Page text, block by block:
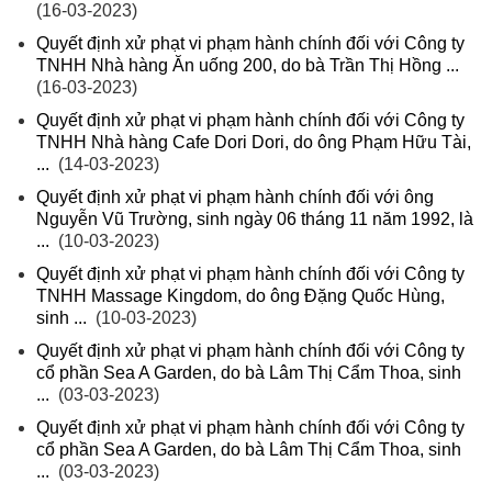
(16-03-2023)
Quyết định xử phạt vi phạm hành chính đối với Công ty
TNHH Nhà hàng Ăn uống 200, do bà Trần Thị Hồng ...
(16-03-2023)
Quyết định xử phạt vi phạm hành chính đối với Công ty
TNHH Nhà hàng Cafe Dori Dori, do ông Phạm Hữu Tài,
... (14-03-2023)
Quyết định xử phạt vi phạm hành chính đối với ông
Nguyễn Vũ Trường, sinh ngày 06 tháng 11 năm 1992, là
... (10-03-2023)
Quyết định xử phạt vi phạm hành chính đối với Công ty
TNHH Massage Kingdom, do ông Đặng Quốc Hùng,
sinh ... (10-03-2023)
Quyết định xử phạt vi phạm hành chính đối với Công ty
cổ phần Sea A Garden, do bà Lâm Thị Cẩm Thoa, sinh
... (03-03-2023)
Quyết định xử phạt vi phạm hành chính đối với Công ty
cổ phần Sea A Garden, do bà Lâm Thị Cẩm Thoa, sinh
... (03-03-2023)